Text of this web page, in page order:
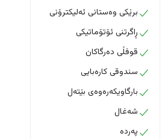
برێکی وەستانی ئەلیکترۆنی
ڕاگرتنی ئۆتۆماتیکی
قوفڵی دەرگاکان
سندوقی کارەبایی
بارگاویکەرەوەی بێتەل
شەغال
پەردە